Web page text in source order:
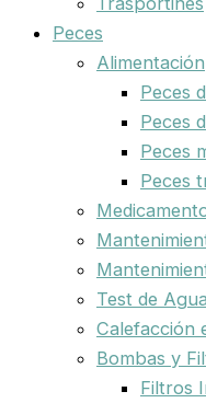
Peces
Alimentación
Peces
Peces
Peces
Peces
Test de Agua
Calefacción
Bombas y
Filtros